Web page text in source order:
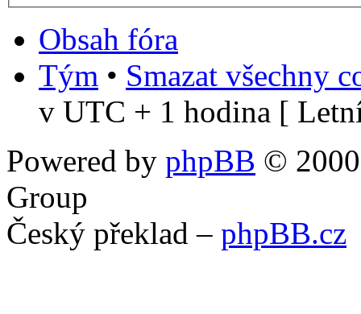
Obsah fóra
Tým • Smazat všechny
v UTC + 1 hodina [
Powered by phpBB ©
Group
Český překlad – phpBB.cz